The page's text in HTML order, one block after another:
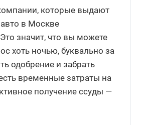
которые выдают
в Москве
значит, что вы можете
хоть ночью, буквально за
одобрение и забрать
временные затраты на
получение ссуды —